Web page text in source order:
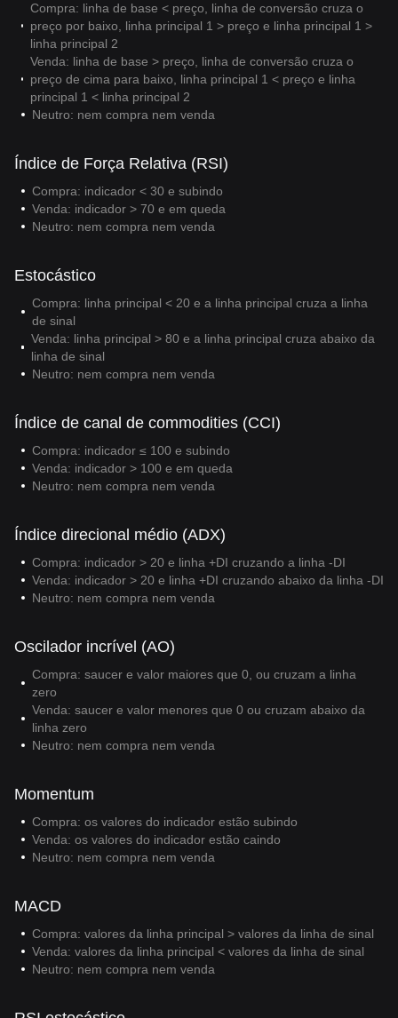
Compra: linha de base < preço, linha de conversão cruza o
preço por baixo, linha principal 1 > preço e linha principal 1 >
linha principal 2
Venda: linha de base > preço, linha de conversão cruza o
preço de cima para baixo, linha principal 1 < preço e linha
principal 1 < linha principal 2
Neutro: nem compra nem venda
Índice de Força Relativa (RSI)
Compra: indicador < 30 e subindo
Venda: indicador > 70 e em queda
Neutro: nem compra nem venda
Estocástico
Compra: linha principal < 20 e a linha principal cruza a linha
de sinal
Venda: linha principal > 80 e a linha principal cruza abaixo da
linha de sinal
Neutro: nem compra nem venda
Índice de canal de commodities (CCI)
Compra: indicador ≤ 100 e subindo
Venda: indicador > 100 e em queda
Neutro: nem compra nem venda
Índice direcional médio (ADX)
Compra: indicador > 20 e linha +DI cruzando a linha -DI
Venda: indicador > 20 e linha +DI cruzando abaixo da linha -DI
Neutro: nem compra nem venda
Oscilador incrível (AO)
Compra: saucer e valor maiores que 0, ou cruzam a linha
zero
Venda: saucer e valor menores que 0 ou cruzam abaixo da
linha zero
Neutro: nem compra nem venda
Momentum
Compra: os valores do indicador estão subindo
Venda: os valores do indicador estão caindo
Neutro: nem compra nem venda
MACD
Compra: valores da linha principal > valores da linha de sinal
Venda: valores da linha principal < valores da linha de sinal
Neutro: nem compra nem venda